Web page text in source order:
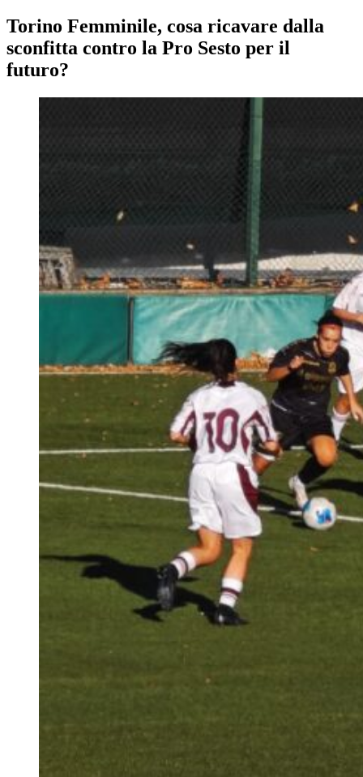
Torino Femminile, cosa ricavare dalla
sconfitta contro la Pro Sesto per il
futuro?